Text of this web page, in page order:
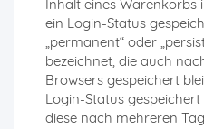
Inhalt eines Warenkorbs
ein Login-Status
„permanent“ oder
bezeichnet, die auch
Browsers gespeichert
Login-Status
diese nach mehreren